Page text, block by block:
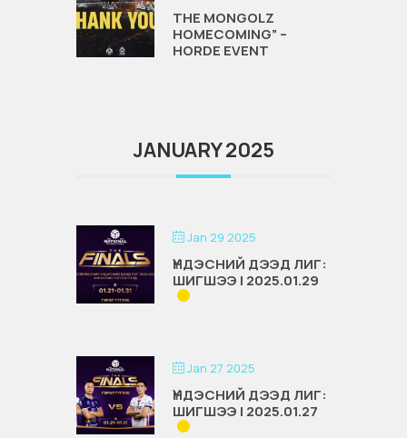
THE MONGOLZ
HOMECOMING” –
HORDE EVENT
JANUARY 2025
Jan 29 2025
ҮНДЭСНИЙ ДЭЭД ЛИГ:
ШИГШЭЭ | 2025.01.29
Jan 27 2025
ҮНДЭСНИЙ ДЭЭД ЛИГ:
ШИГШЭЭ | 2025.01.27